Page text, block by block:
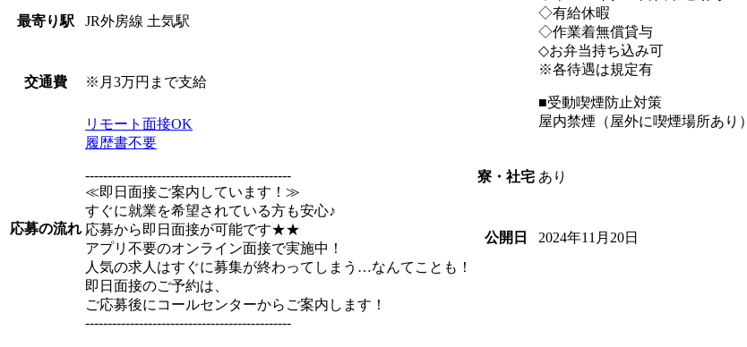
最寄り駅 JR外房線 土気駅
交通費 ※月3万円まで支給
応募の流れ
リモート面接OK
履歴書不要
----------------------------------------------
≪即日面接ご案内しています！≫
すぐに就業を希望されている方も安心♪
応募から即日面接が可能です★★
アプリ不要のオンライン面接で実施中！
人気の求人はすぐに募集が終わってしまう…なんてことも！
即日面接のご予約は、
ご応募後にコールセンターからご案内します！
----------------------------------------------
◇有給休暇
◇作業着無償貸与
◇お弁当持ち込み可
※各待遇は規定有
■受動喫煙防止対策
屋内禁煙（屋外に喫煙場所あり）
寮・社宅 あり
公開日 2024年11月20日